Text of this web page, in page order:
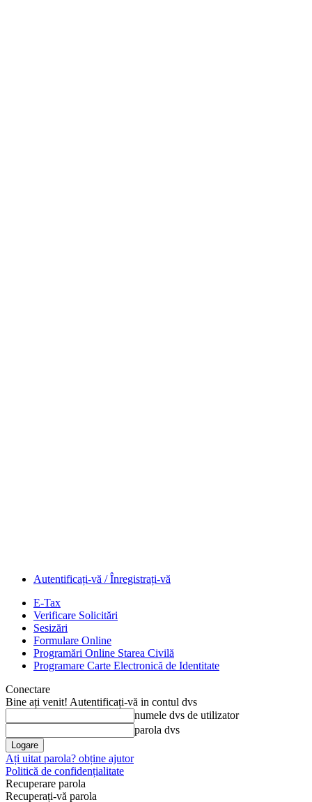
Autentificați-vă / Înregistrați-vă
E-Tax
Verificare Solicitări
Sesizări
Formulare Online
Programări Online Starea Civilă
Programare Carte Electronică de Identitate
Conectare
Bine ați venit! Autentificați-vă in contul dvs
numele dvs de utilizator
parola dvs
Ați uitat parola? obține ajutor
Politică de confidențialitate
Recuperare parola
Recuperați-vă parola